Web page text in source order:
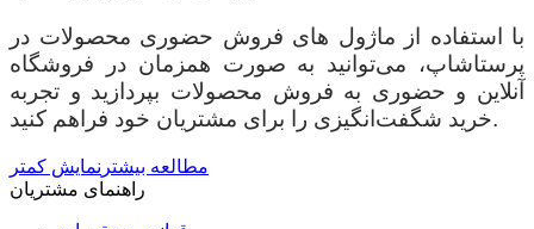
با استفاده از ماژول های فروش حضوری محصولات در
پرستاشاپ، می‌توانید به صورت همزمان در فروشگاه
آنلاین و حضوری به فروش محصولات بپردازید و تجربه
خرید شگفت‌انگیزی را برای مشتریان خود فراهم کنید.
مطالعه بیشتر نمایش کمتر
راهنمای مشتریان